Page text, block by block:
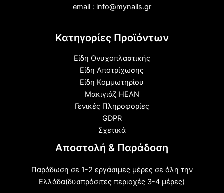
email : info@mynails.gr
Κατηγορίες Προϊόντων
Είδη Ονυχοπλαστικής
Είδη Αποτρίχωσης
Είδη Κομμωτηρίου
Μακιγιάζ HEAN
Γενικές Πληροφορίες
GDPR
Σχετικά
Αποστολή & Παράδοση
Παράδωση σε 1-2 εργάσιμες μέρες σε όλη την
Ελλάδα(δυσπρόσιτες περιοχές 3-4 μέρες)